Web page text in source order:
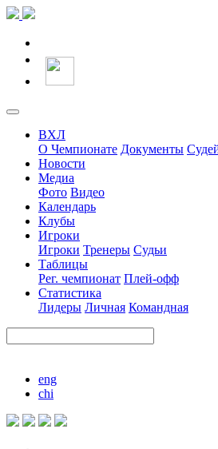
ВХЛ
О Чемпионате Документы
Новости
Медиа
Фото Видео
Календарь
Клубы
Игроки
Игроки Тренеры Судьи
Таблицы
Рег. чемпионат Плей-офф
Статистика
Лидеры Личная Командная
eng
chi